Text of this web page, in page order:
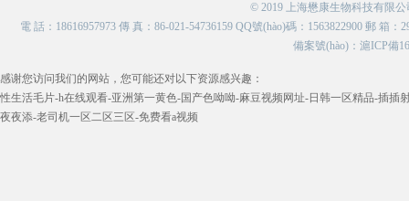
© 2019 上海懋康生物科技有限
電 話：18616957973 傳 真：86-021-54736159 QQ號(hào)碼：1563822900 郵 箱
備案號(hào)： 滬ICP備
感谢您访问我们的网站，您可能还对以下资源感兴趣：
性生活毛片-h在线观看-亚洲第一黄色-国产色呦呦-麻豆视频网址-日韩一区精品-插
夜夜添-老司机一区二区三区-免费看a视频